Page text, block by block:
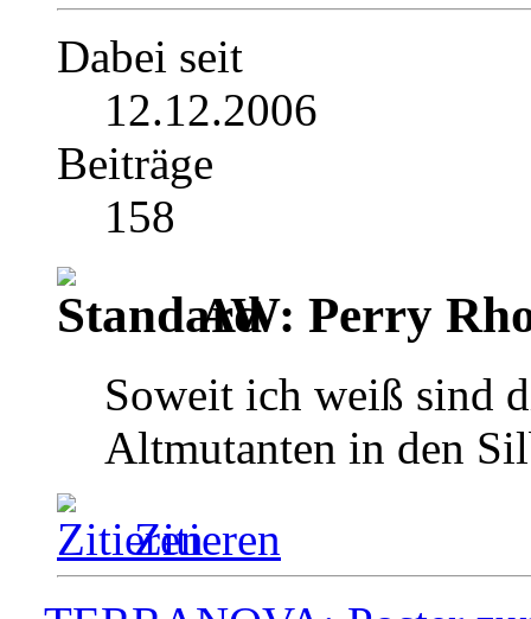
Dabei seit
12.12.2006
Beiträge
158
AW: Perry
Soweit ich weiß sind
Altmutanten in den
Zitieren